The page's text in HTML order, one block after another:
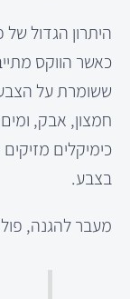
היתרון הגדול
כאשר הווקס
חמצון, אבק,
כימיקלים
בצבע.
מעבר להגנה,